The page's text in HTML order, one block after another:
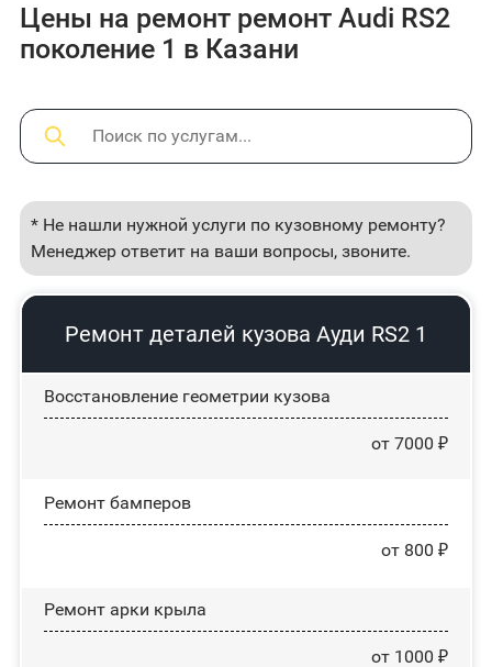
Цены на ремонт ремонт Audi RS2
поколение 1 в Казани
* Не нашли нужной услуги по кузовному ремонту?
Менеджер ответит на ваши вопросы, звоните.
Ремонт деталей кузова Ауди RS2 1
Восстановление геометрии кузова
от 7000 ₽
Ремонт бамперов
от 800 ₽
Ремонт арки крыла
от 1000 ₽